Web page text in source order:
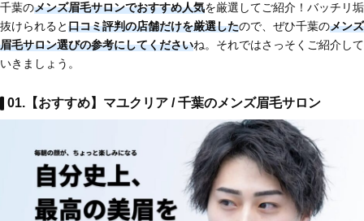
千葉のメンズ眉毛サロンでおすすめ人気を厳選してご紹介！バッチリ垢
抜けられると口コミ評判の店舗だけを厳選したので、ぜひ千葉のメンズ
眉毛サロン選びの参考にしてくださいね。それではさっそくご紹介して
いきましょう。
01.【おすすめ】マユクリア / 千葉のメンズ眉毛サロン